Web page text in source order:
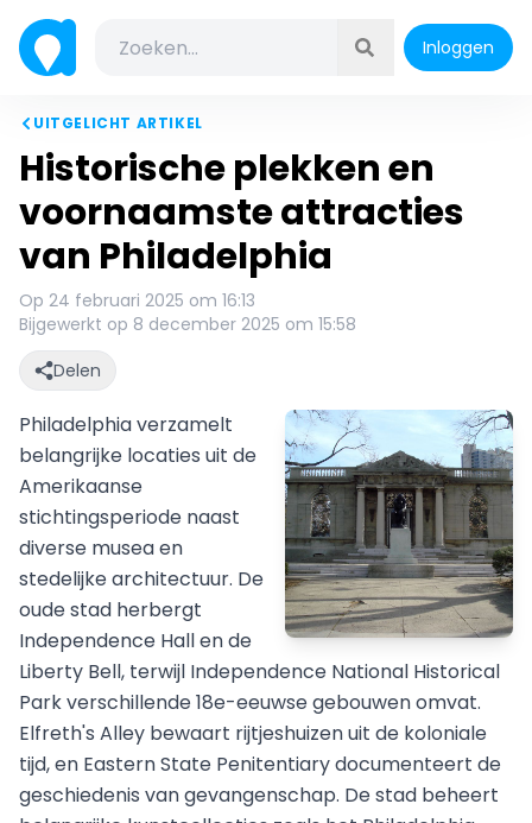
Inloggen
UITGELICHT ARTIKEL
Historische plekken en
voornaamste attracties
van Philadelphia
Op 24 februari 2025 om 16:13
Bijgewerkt op 8 december 2025 om 15:58
Delen
Philadelphia verzamelt
belangrijke locaties uit de
Amerikaanse
stichtingsperiode naast
diverse musea en
stedelijke architectuur. De
oude stad herbergt
Independence Hall en de
Liberty Bell, terwijl Independence National Historical
Park verschillende 18e-eeuwse gebouwen omvat.
Elfreth's Alley bewaart rijtjeshuizen uit de koloniale
tijd, en Eastern State Penitentiary documenteert de
geschiedenis van gevangenschap. De stad beheert